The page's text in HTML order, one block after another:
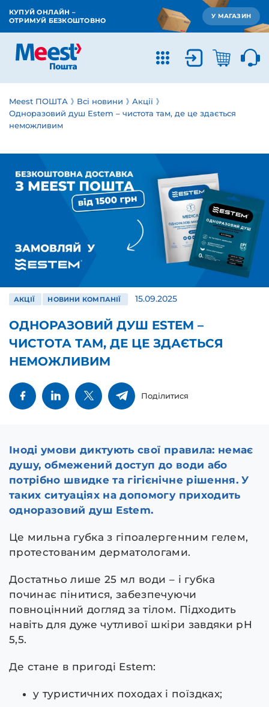
КУПУЙ ОНЛАЙН –
ОТРИМУЙ БЕЗКОШТОВНО
У МАГАЗИН
Meest ПОШТА Всі новини
Акції
Одноразовий душ Estem – чистота там, де це здається
неможливим
АКЦІЇ НОВИНИ КОМПАНІЇ 15.09.2025
ОДНОРАЗОВИЙ ДУШ ESTEM –
ЧИСТОТА ТАМ, ДЕ ЦЕ ЗДАЄТЬСЯ
НЕМОЖЛИВИМ
Поділитися
Іноді умови диктують свої правила: немає
душу, обмежений доступ до води або
потрібно швидке та гігієнічне рішення. У
таких ситуаціях на допомогу приходить
одноразовий душ Estem.
Це мильна губка з гіпоалергенним гелем,
протестованим дерматологами.
Достатньо лише 25 мл води – і губка
починає пінитися, забезпечуючи
повноцінний догляд за тілом. Підходить
навіть для дуже чутливої шкіри завдяки pH
5,5.
Де стане в пригоді Estem:
у туристичних походах і поїздках;